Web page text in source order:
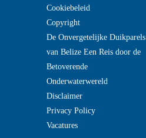
Cookiebeleid
Copyright
De Onvergetelijke Duikparels
van Belize Een Reis door de
Betoverende
Onderwaterwereld
Disclaimer
Privacy Policy
Vacatures